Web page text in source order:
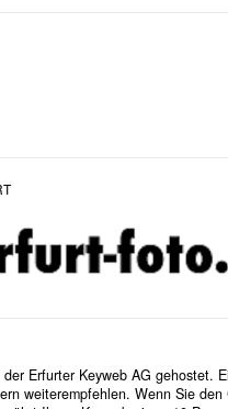
Erfurter Keyweb AG gehostet.
weiterempfehlen. Wenn Sie den